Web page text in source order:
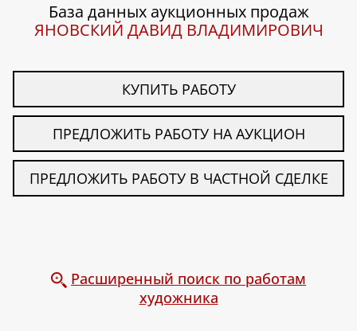
База данных аукционных продаж
ЯНОВСКИЙ ДАВИД ВЛАДИМИРОВИЧ
КУПИТЬ РАБОТУ
ПРЕДЛОЖИТЬ РАБОТУ НА АУКЦИОН
ПРЕДЛОЖИТЬ РАБОТУ В ЧАСТНОЙ СДЕЛКЕ
Расширенный поиск по работам
художника